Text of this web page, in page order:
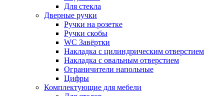
Для стекла
Дверные ручки
Ручки на розетке
Ручки скобы
WC Завёртки
Накладка с цилиндрическим отверстием
Накладка с овальным отверстием
Ограничители напольные
Цифры
Комплектующие для мебели